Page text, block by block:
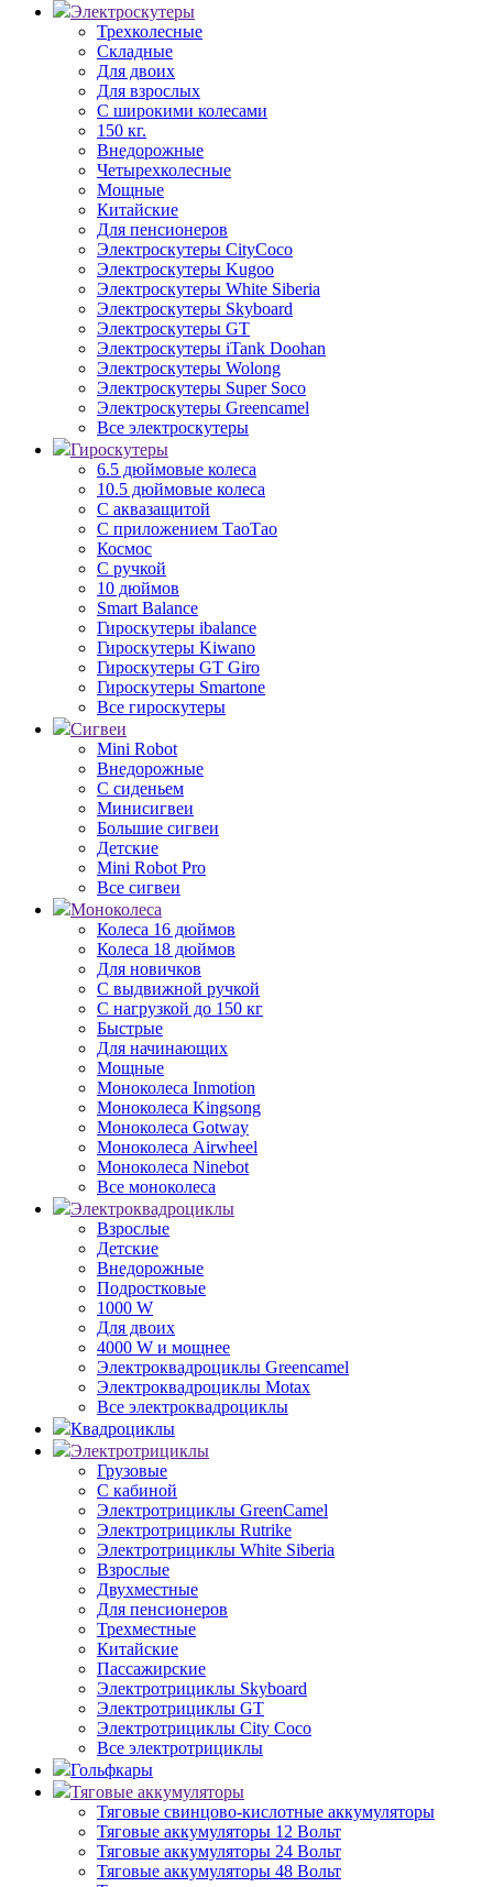
Электроскутеры
Трехколесные
Складные
Для двоих
Для взрослых
С широкими колесами
150 кг.
Внедорожные
Четырехколесные
Мощные
Китайские
Для пенсионеров
Электроскутеры CityCoco
Электроскутеры Kugoo
Электроскутеры White Siberia
Электроскутеры Skyboard
Электроскутеры GT
Электроскутеры iTank Doohan
Электроскутеры Wolong
Электроскутеры Super Soco
Электроскутеры Greencamel
Все электроскутеры
Гироскутеры
6.5 дюймовые колеса
10.5 дюймовые колеса
С аквазащитой
С приложением ТаоТао
Космос
С ручкой
10 дюймов
Smart Balance
Гироскутеры ibalance
Гироскутеры Kiwano
Гироскутеры GT Giro
Гироскутеры Smartone
Все гироскутеры
Сигвеи
Mini Robot
Внедорожные
С сиденьем
Минисигвеи
Большие сигвеи
Детские
Mini Robot Pro
Все сигвеи
Моноколеса
Колеса 16 дюймов
Колеса 18 дюймов
Для новичков
С выдвижной ручкой
С нагрузкой до 150 кг
Быстрые
Для начинающих
Мощные
Моноколеса Inmotion
Моноколеса Kingsong
Моноколеса Gotway
Моноколеса Airwheel
Моноколеса Ninebot
Все моноколеса
Электроквадроциклы
Взрослые
Детские
Внедорожные
Подростковые
1000 W
Для двоих
4000 W и мощнее
Электроквадроциклы Greencamel
Электроквадроциклы Motax
Все электроквадроциклы
Квадроциклы
Электротрициклы
Грузовые
С кабиной
Электротрициклы GreenCamel
Электротрициклы Rutrike
Электротрициклы White Siberia
Взрослые
Двухместные
Для пенсионеров
Трехместные
Китайские
Пассажирские
Электротрициклы Skyboard
Электротрициклы GT
Электротрициклы City Coco
Все электротрициклы
Гольфкары
Тяговые аккумуляторы
Тяговые свинцово-кислотные аккумуляторы
Тяговые аккумуляторы 12 Вольт
Тяговые аккумуляторы 24 Вольт
Тяговые аккумуляторы 48 Вольт